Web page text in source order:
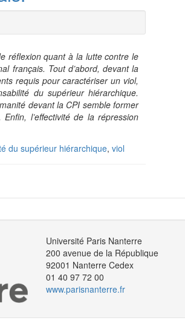
réflexion quant à la lutte contre le
français. Tout d’abord, devant la
requis pour caractériser un viol,
du supérieur hiérarchique.
devant la CPI semble former
l’effectivité de la répression
du supérieur hiérarchique, viol
Université Paris Nanterre
200 avenue de la République
92001 Nanterre Cedex
01 40 97 72 00
www.parisnanterre.fr